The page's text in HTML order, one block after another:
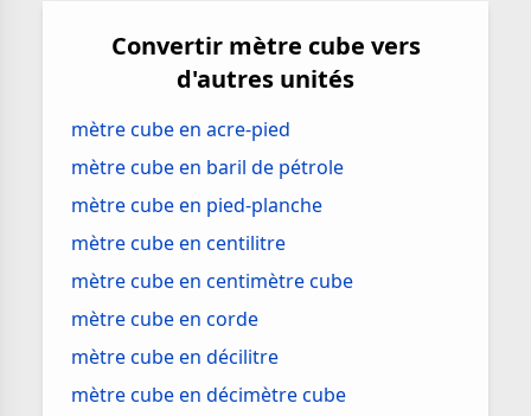
Convertir mètre cube vers
d'autres unités
mètre cube en acre-pied
mètre cube en baril de pétrole
mètre cube en pied-planche
mètre cube en centilitre
mètre cube en centimètre cube
mètre cube en corde
mètre cube en décilitre
mètre cube en décimètre cube